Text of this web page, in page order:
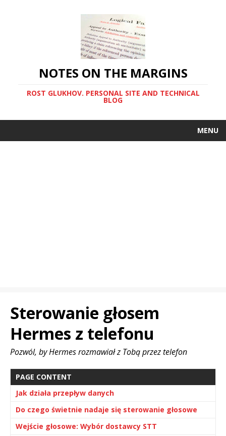
NOTES ON THE MARGINS
ROST GLUKHOV. PERSONAL SITE AND TECHNICAL
BLOG
MENU
Sterowanie głosem
Hermes z telefonu
Pozwól, by Hermes rozmawiał z Tobą przez telefon
PAGE CONTENT
Jak działa przepływ danych
Do czego świetnie nadaje się sterowanie głosowe
Wejście głosowe: Wybór dostawcy STT